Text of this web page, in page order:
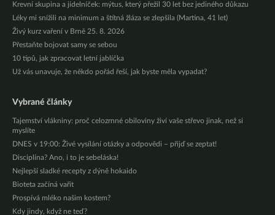
Krevní skupina a jídelníček: mýtus, který přežil 30 let bez jediného důkazu
Léky mi snížili na minimum a štítná žláza se zlepšila (Martina, 41 let)
Živý kurz vaření v Brně 25. 8. 2026
Přestaňte bojovat samy se sebou
10 tipů, jak zpracovat letní jablíčka
Už vás unavuje, že někdo pořád řeší, jak byste měla vypadat?
Vybrané články
Tajemství vlákniny: proč celozrnné obiloviny živí vaše střevo jinak, než si
myslíte
DNES v 19:00: Živé vysílání otázky a odpovědi – přijď se zeptat!
Disciplína? Ano, i to je sebeláska!
Nejlepší sladké recepty z dýně hokaido
Bioteta začíná vařit
Prospívá mléko našim kostem?
Kdy jindy, když ne teď?